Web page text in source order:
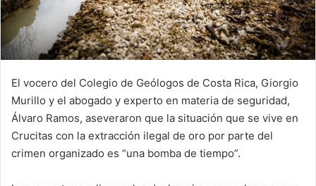
El vocero del Colegio de Geólogos de Costa Rica, Giorgio
Murillo y el abogado y experto en materia de seguridad,
Álvaro Ramos, aseveraron que la situación que se vive en
Crucitas con la extracción ilegal de oro por parte del
crimen organizado es “una bomba de tiempo”.